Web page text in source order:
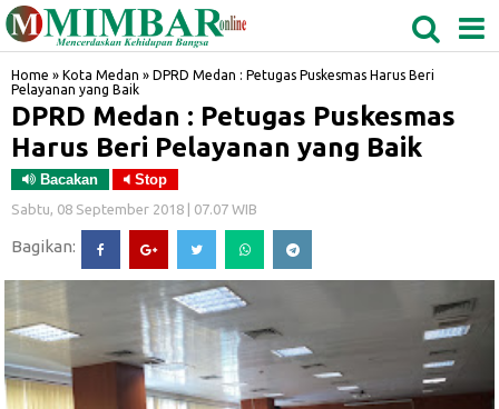
BIDANGRO
Home » Kota Medan » DPRD Medan : Petugas Puskesmas Harus Beri
Pelayanan yang Baik
DPRD Medan : Petugas Puskesmas
Harus Beri Pelayanan yang Baik
Bacakan Stop
Sabtu, 08 September 2018 | 07.07 WIB
Bagikan: